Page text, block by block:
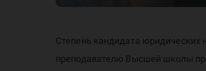
Степень кандидата юридических
преподавателю Высшей школы